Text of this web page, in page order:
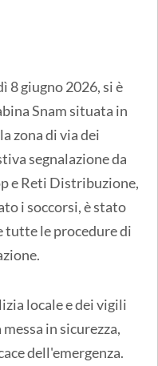
8 giugno 2026, si è
Snam situata in
zona di via dei
segnalazione da
e Reti Distribuzione,
i soccorsi, è stato
tutte le procedure di
locale e dei vigili
in sicurezza,
dell'emergenza.